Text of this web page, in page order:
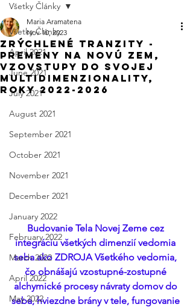
Všetky Články
April 2021
June 2021
July 2021
August 2021
September 2021
October 2021
November 2021
December 2021
January 2022
February 2022
March 2022
April 2022
May 2022
Všetky Články
Zrýchlené Tranzity -
Premeny na Novú Zem,
VzoVstupy Do Svojej
Multidimenzionality,
Roky 2022-2026
Maria Aramatena
Nov 10, 2023
Budovanie Tela Novej Zeme cez
integráciu všetkých dimenzií vedomia
seba ako ZDROJA Všetkého vedomia,
čo obnášajú vzostupné-zostupné
alchymické procesy návraty domov do
seba, hviezdne brány v tele, fungovanie